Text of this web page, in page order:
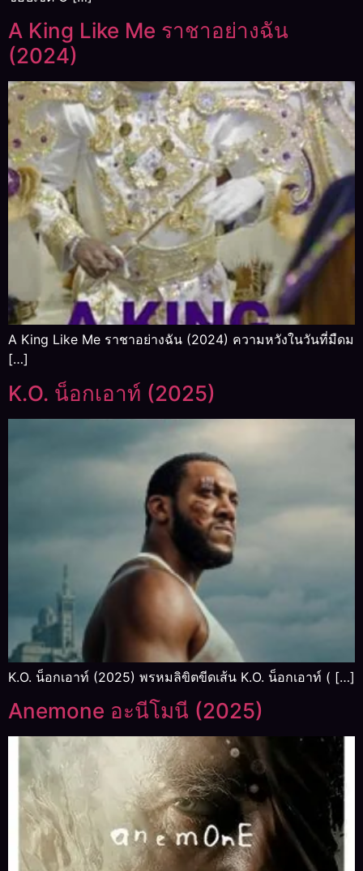
A King Like Me ราชาอย่างฉัน
(2024)
A King Like Me ราชาอย่างฉัน (2024) ความหวังในวันที่มืดม
[…]
K.O. น็อกเอาท์ (2025)
K.O. น็อกเอาท์ (2025) พรหมลิขิตขีดเส้น K.O. น็อกเอาท์ ( […]
Anemone อะนีโมนี (2025)